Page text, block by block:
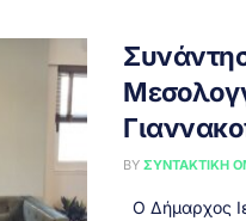
BY ΣΥΝΤΑΚΤΙΚΉ
Ο Δήμαρχος